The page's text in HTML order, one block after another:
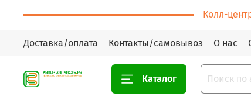
Колл-
Доставка/оплата Контакты/самовывоз О нас
Каталог